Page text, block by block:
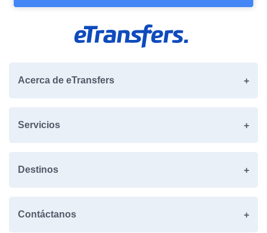
Acerca de eTransfers
Servicios
Destinos
Contáctanos